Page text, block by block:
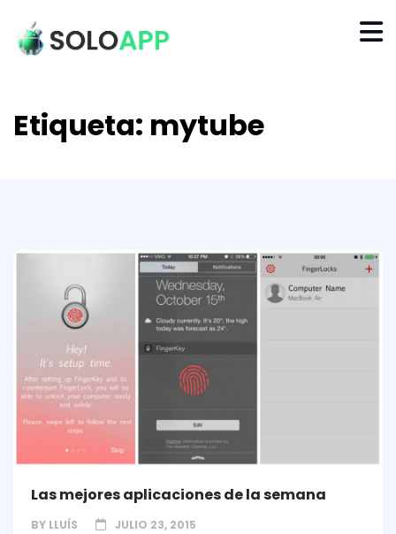
Etiqueta: mytube
Las mejores aplicaciones de la semana
BY LLUÍS JULIO 23, 2015